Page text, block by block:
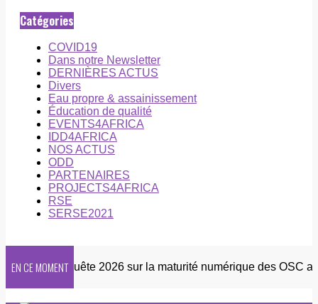
Catégories
COVID19
Dans notre Newsletter
DERNIÈRES ACTUS
Divers
Eau propre & assainissement
Éducation de qualité
EVENTS4AFRICA
IDD4AFRICA
NOS ACTUS
ODD
PARTENAIRES
PROJECTS4AFRICA
RSE
SERSE2021
EN CE MOMENT
Enquête 2026 sur la maturité numérique des OSC